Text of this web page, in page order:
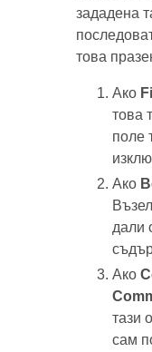
зададена
това
Ако
това
поле
Ако
дали
Ако
тази
сам